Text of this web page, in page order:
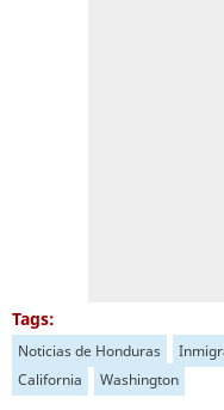
Tags:
Noticias de Honduras
California
Washington